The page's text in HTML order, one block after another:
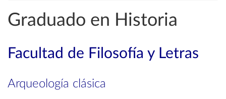
Graduado en Historia
Facultad de Filosofía y Letras
Arqueología clásica